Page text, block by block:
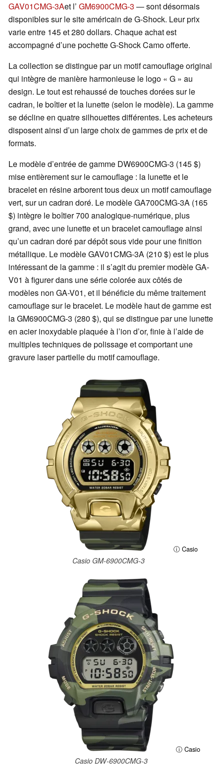
GAV01CMG-3Aet l’ GM6900CMG-3 — sont désormais
disponibles sur le site américain de G-Shock. Leur prix
varie entre 145 et 280 dollars. Chaque achat est
accompagné d’une pochette G-Shock Camo offerte.
La collection se distingue par un motif camouflage original
qui intègre de manière harmonieuse le logo « G » au
design. Le tout est rehaussé de touches dorées sur le
cadran, le boîtier et la lunette (selon le modèle). La gamme
se décline en quatre silhouettes différentes. Les acheteurs
disposent ainsi d’un large choix de gammes de prix et de
formats.
Le modèle d’entrée de gamme DW6900CMG-3 (145 $)
mise entièrement sur le camouflage : la lunette et le
bracelet en résine arborent tous deux un motif camouflage
vert, sur un cadran doré. Le modèle GA700CMG-3A (165
$) intègre le boîtier 700 analogique-numérique, plus
grand, avec une lunette et un bracelet camouflage ainsi
qu’un cadran doré par dépôt sous vide pour une finition
métallique. Le modèle GAV01CMG-3A (210 $) est le plus
intéressant de la gamme : il s’agit du premier modèle GA-
V01 à figurer dans une série colorée aux côtés de
modèles non GA-V01, et il bénéficie du même traitement
camouflage sur le bracelet. Le modèle haut de gamme est
la GM6900CMG-3 (280 $), qui se distingue par une lunette
en acier inoxydable plaquée à l’ion d’or, finie à l’aide de
multiples techniques de polissage et comportant une
gravure laser partielle du motif camouflage.
ⓘ Casio
Casio GM-6900CMG-3
ⓘ Casio
Casio DW-6900CMG-3